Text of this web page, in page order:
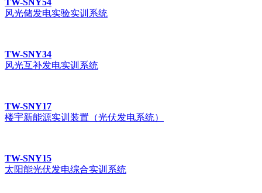
风光储发电实验实训系统
TW-SNY34
风光互补发电实训系统
TW-SNY17
楼宇新能源实训装置（光伏发电系统）
TW-SNY15
太阳能光伏发电综合实训系统